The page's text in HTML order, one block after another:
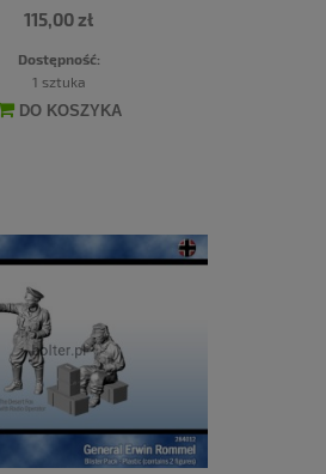
115,00 zł
Dostępność:
1 sztuka
DO KOSZYKA